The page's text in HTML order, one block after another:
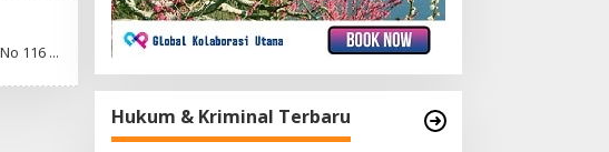
B
D
116
Hukum & Kriminal Terbaru